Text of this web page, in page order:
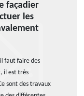
façadier
les
faut faire des
il est très
sont des travaux